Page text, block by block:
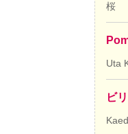
桜
Uta
ビ